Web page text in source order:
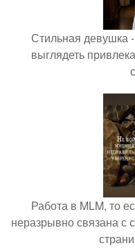
Стильная девушка
выглядеть
Работа в MLM, то
неразрывно связана с